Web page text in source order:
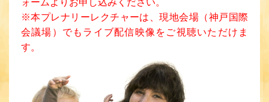
ォームよりお申し込みください。
※本プレナリーレクチャーは、現地会場（神戸国際
会議場）でもライブ配信映像をご視聴いただけま
す。